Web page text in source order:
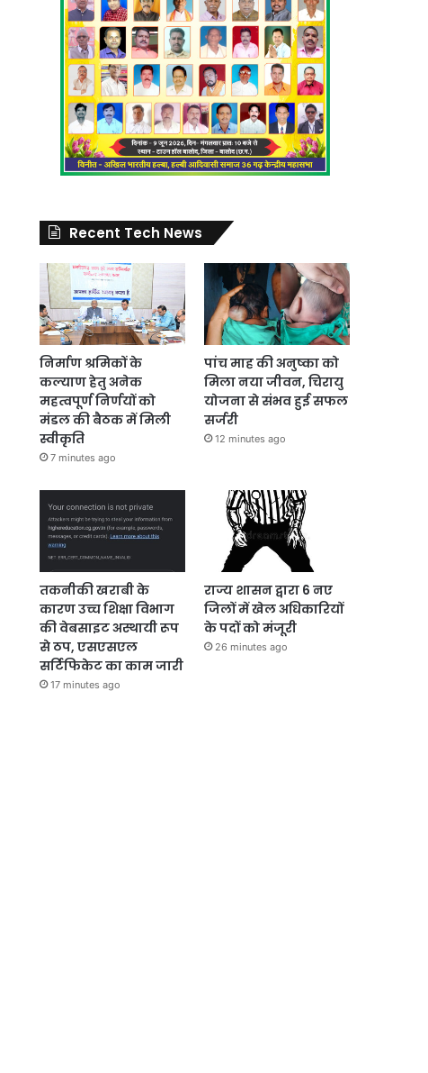
Recent Tech News
निर्माण श्रमिकों के
कल्याण हेतु अनेक
महत्वपूर्ण निर्णयों को
मंडल की बैठक में मिली
स्वीकृति
7 minutes ago
पांच माह की अनुष्का को
मिला नया जीवन, चिरायु
योजना से संभव हुई सफल
सर्जरी
12 minutes ago
तकनीकी खराबी के
कारण उच्च शिक्षा विभाग
की वेबसाइट अस्थायी रूप
से ठप, एसएसएल
सर्टिफिकेट का काम जारी
17 minutes ago
राज्य शासन द्वारा 6 नए
जिलों में खेल अधिकारियों
के पदों को मंजूरी
26 minutes ago